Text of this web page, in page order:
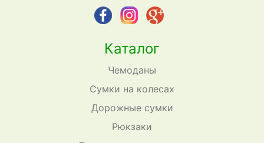
Каталог
Чемоданы
Сумки на колесах
Дорожные сумки
Рюкзаки